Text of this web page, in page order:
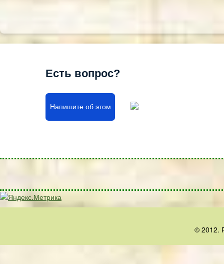
Есть вопрос?
Напишите об этом
© 2012.